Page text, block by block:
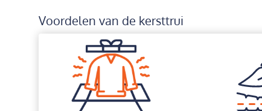
Voordelen van de kersttrui